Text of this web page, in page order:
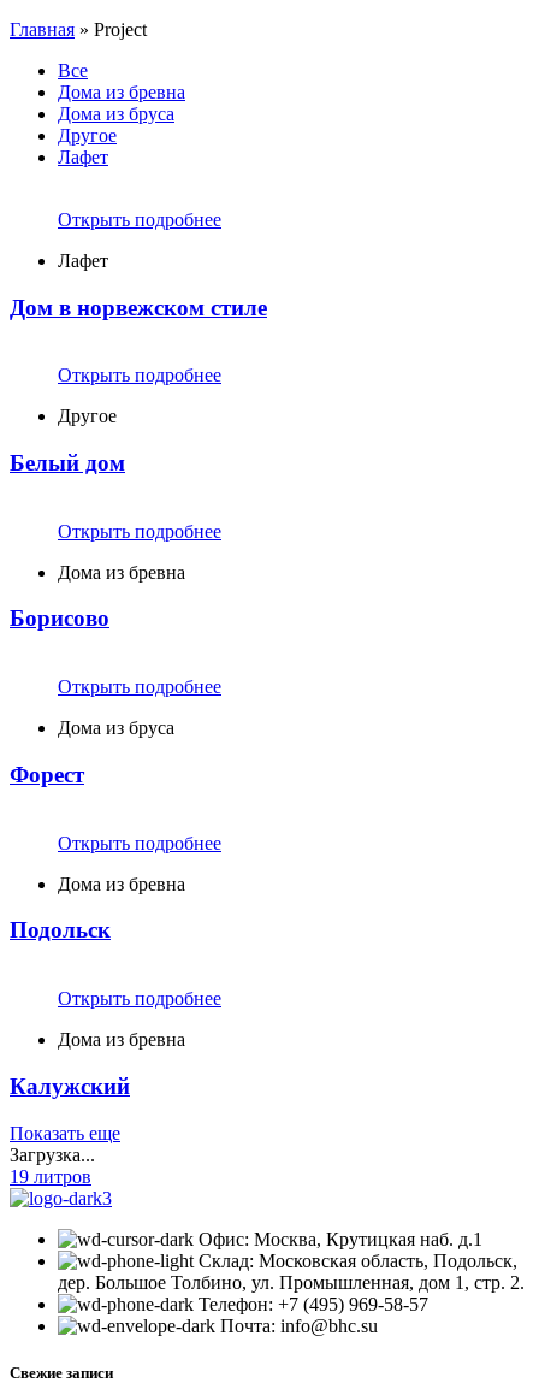
Главная » Project
Все
Дома из бревна
Дома из бруса
Другое
Лафет
Открыть подробнее
Лафет
Дом в норвежском стиле
Открыть подробнее
Другое
Белый дом
Открыть подробнее
Дома из бревна
Борисово
Открыть подробнее
Дома из бруса
Форест
Открыть подробнее
Дома из бревна
Подольск
Открыть подробнее
Дома из бревна
Калужский
Показать еще
Загрузка...
19 литров
Офис: Москва, Крутицкая наб. д.1
Склад: Московская область, Подольск,
дер. Большое Толбино, ул. Промышленная, дом 1, стр. 2.
Телефон: +7 (495) 969-58-57
Почта: info@bhc.su
Свежие записи